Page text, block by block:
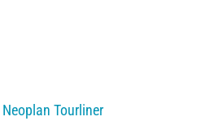
Neoplan Tourliner